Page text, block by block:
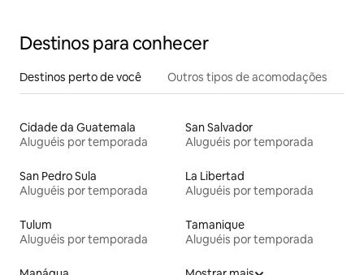
Destinos para conhecer
Destinos perto de você Outros tipos de acomodações
Cidade da Guatemala
Aluguéis por temporada
San Salvador
Aluguéis por temporada
San Pedro Sula
Aluguéis por temporada
La Libertad
Aluguéis por temporada
Tulum
Aluguéis por temporada
Tamanique
Aluguéis por temporada